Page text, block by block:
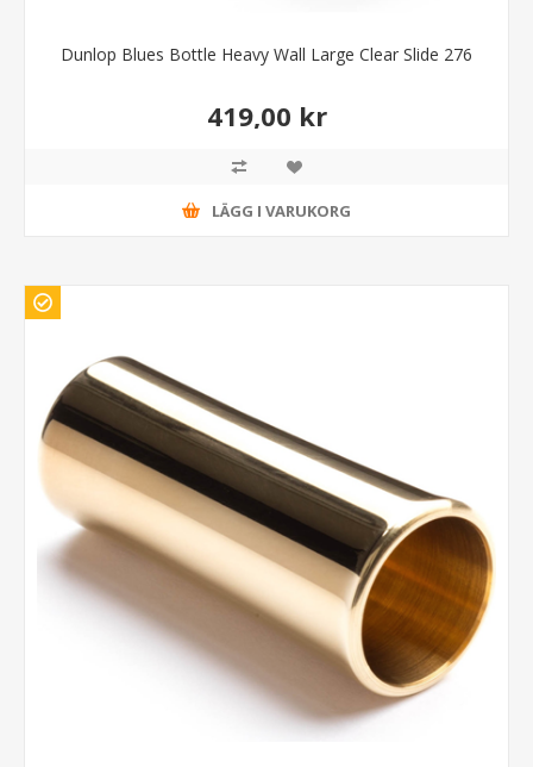
Dunlop Blues Bottle Heavy Wall Large Clear Slide 276
419,00 kr
LÄGG I VARUKORG